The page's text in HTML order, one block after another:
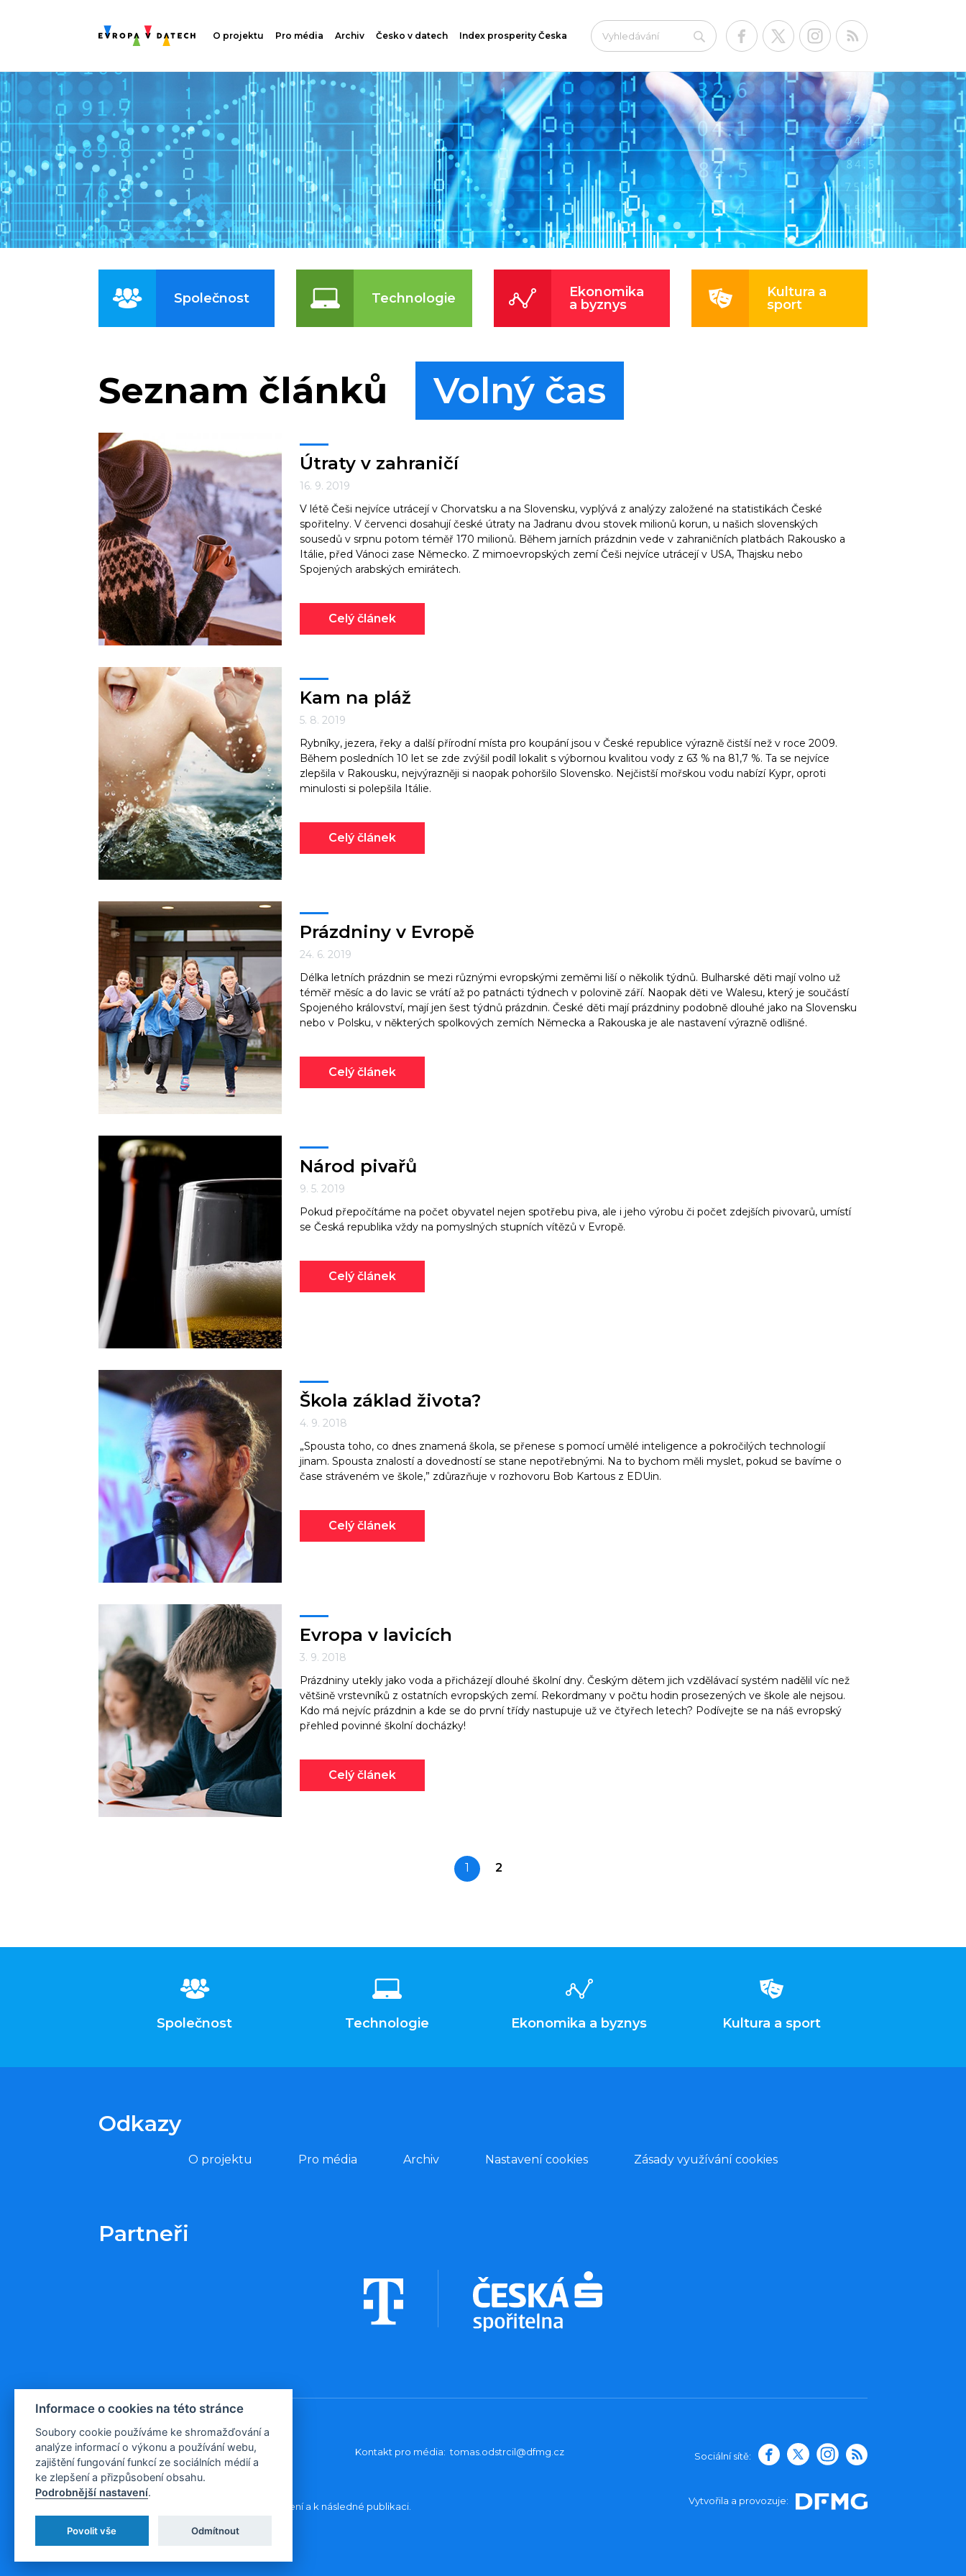
O projektu Pro média Archiv Česko v datech Index prosperity Česka
Společnost Technologie
Ekonomika
a byznys
Kultura a
sport
Seznam článků Volný čas
Útraty v zahraničí
16. 9. 2019
V létě Češi nejvíce utrácejí v Chorvatsku a na Slovensku, vyplývá z analýzy založené na statistikách České
spořitelny. V červenci dosahují české útraty na Jadranu dvou stovek milionů korun, u našich slovenských
sousedů v srpnu potom téměř 170 milionů. Během jarních prázdnin vede v zahraničních platbách Rakousko a
Itálie, před Vánoci zase Německo. Z mimoevropských zemí Češi nejvíce utrácejí v USA, Thajsku nebo
Spojených arabských emirátech.
Celý článek
Kam na pláž
5. 8. 2019
Rybníky, jezera, řeky a další přírodní místa pro koupání jsou v České republice výrazně čistší než v roce 2009.
Během posledních 10 let se zde zvýšil podíl lokalit s výbornou kvalitou vody z 63 % na 81,7 %. Ta se nejvíce
zlepšila v Rakousku, nejvýrazněji si naopak pohoršilo Slovensko. Nejčistší mořskou vodu nabízí Kypr, oproti
minulosti si polepšila Itálie.
Celý článek
Prázdniny v Evropě
24. 6. 2019
Délka letních prázdnin se mezi různými evropskými zeměmi liší o několik týdnů. Bulharské děti mají volno už
téměř měsíc a do lavic se vrátí až po patnácti týdnech v polovině září. Naopak děti ve Walesu, který je součástí
Spojeného království, mají jen šest týdnů prázdnin. České děti mají prázdniny podobně dlouhé jako na Slovensku
nebo v Polsku, v některých spolkových zemích Německa a Rakouska je ale nastavení výrazně odlišné.
Celý článek
Národ pivařů
9. 5. 2019
Pokud přepočítáme na počet obyvatel nejen spotřebu piva, ale i jeho výrobu či počet zdejších pivovarů, umístí
se Česká republika vždy na pomyslných stupních vítězů v Evropě.
Celý článek
Škola základ života?
4. 9. 2018
„Spousta toho, co dnes znamená škola, se přenese s pomocí umělé inteligence a pokročilých technologií
jinam. Spousta znalostí a dovedností se stane nepotřebnými. Na to bychom měli myslet, pokud se bavíme o
čase stráveném ve škole,” zdůrazňuje v rozhovoru Bob Kartous z EDUin.
Celý článek
Evropa v lavicích
3. 9. 2018
Prázdniny utekly jako voda a přicházejí dlouhé školní dny. Českým dětem jich vzdělávací systém nadělil víc než
většině vrstevníků z ostatních evropských zemí. Rekordmany v počtu hodin prosezených ve škole ale nejsou.
Kdo má nejvíc prázdnin a kde se do první třídy nastupuje už ve čtyřech letech? Podívejte se na náš evropský
přehled povinné školní docházky!
Celý článek
1 2
Společnost Technologie Ekonomika a byznys Kultura a sport
Odkazy
O projektu Pro média Archiv Nastavení cookies Zásady využívání cookies
Partneři
© 2026, Evropa v datech Kontakt pro média:tomas.odstrcil@dfmg.cz Sociální sítě:
Všechna data poskytujeme volně ke stažení a k následné publikaci. Vytvořila a provozuje:
Informace o cookies na této stránce
Soubory cookie používáme ke shromažďování a
analýze informací o výkonu a používání webu,
zajištění fungování funkcí ze sociálních médií a
ke zlepšení a přizpůsobení obsahu.
Podrobnější nastavení.
Povolit vše Odmítnout